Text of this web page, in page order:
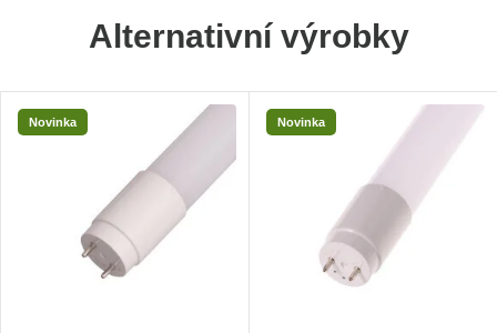
Alternativní výrobky
Novinka Novinka